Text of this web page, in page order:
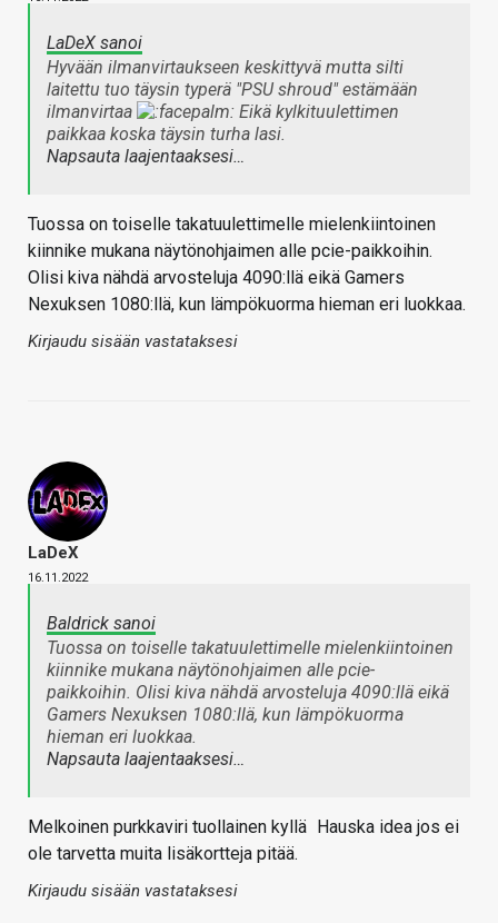
LaDeX sanoi
Hyvään ilmanvirtaukseen keskittyvä mutta silti
laitettu tuo täysin typerä "PSU shroud" estämään
ilmanvirtaa
Eikä kylkituulettimen
paikkaa koska täysin turha lasi.
Napsauta laajentaaksesi…
Tuossa on toiselle takatuulettimelle mielenkiintoinen
kiinnike mukana näytönohjaimen alle pcie-paikkoihin.
Olisi kiva nähdä arvosteluja 4090:llä eikä Gamers
Nexuksen 1080:llä, kun lämpökuorma hieman eri luokkaa.
Kirjaudu sisään vastataksesi
LaDeX
16.11.2022
Baldrick sanoi
Tuossa on toiselle takatuulettimelle mielenkiintoinen
kiinnike mukana näytönohjaimen alle pcie-
paikkoihin. Olisi kiva nähdä arvosteluja 4090:llä eikä
Gamers Nexuksen 1080:llä, kun lämpökuorma
hieman eri luokkaa.
Napsauta laajentaaksesi…
Melkoinen purkkaviri tuollainen kyllä
Hauska idea jos ei
ole tarvetta muita lisäkortteja pitää.
Kirjaudu sisään vastataksesi